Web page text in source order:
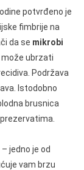
potvrđeno je
fimbrije na
da se mikrobi
može ubrzati
Podržava
Istodobno
brusnica
jedno je od
vam brzu